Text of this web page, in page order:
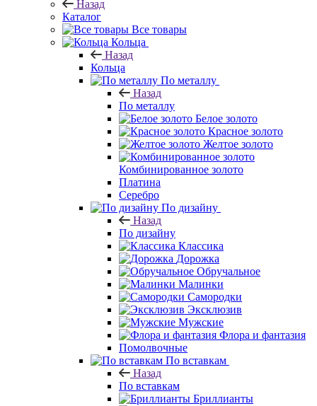
Назад
Каталог
Все товары
Кольца
Назад
Кольца
По металлу
Назад
По металлу
Белое золото
Красное золото
Желтое золото
Комбинированное золото
Платина
Серебро
По дизайну
Назад
По дизайну
Классика
Дорожка
Обручальное
Малинки
Самородки
Эксклюзив
Мужские
Флора и фантазия
Помолвочные
По вставкам
Назад
По вставкам
Бриллианты